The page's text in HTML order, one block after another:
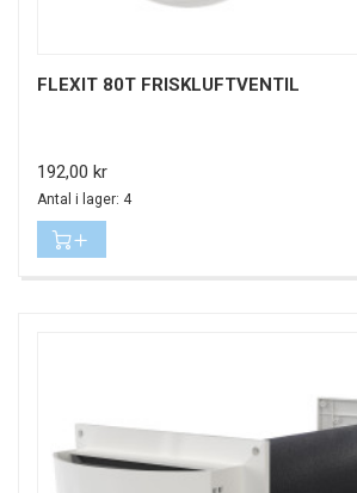
FLEXIT 80T FRISKLUFTVENTIL
Pris
192,00 kr
Antal i lager: 4